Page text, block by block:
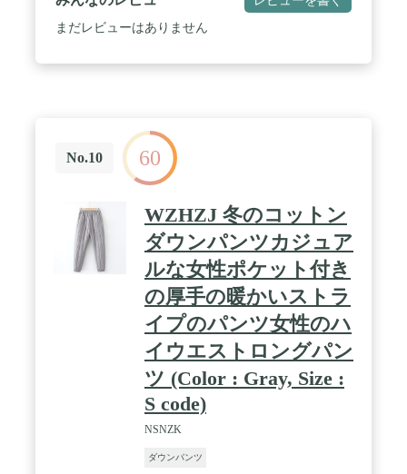
の場合は、お気楽にメールをご連絡ください。※
日・祝祭日はお休みを頂いております。 / 『メイン
く、冬春通して着ることのできるデザイン。ヤング
からミセスまで年齢問わず、20代、30代、40代の方
がおしゃれを楽しんでいただけるスキニーパンツで
す。 / 『丸洗いOK』洗濯できるダウンズボン。わざ
わざクリーニングに出さなくてもおウチで洗濯でき
るのもうれしいポイント。軽く、小さくコンパクト
に収納、軽量化を極めたダウンパンツです。働く女
性のために作られたおしゃれアウトドアパンツで
す。 / 『適用場合』このズボンは百搭、かっこい
い、着ている時間が長いなどの特徴があります。肌
寒い時期にサッと羽織る。通学服としても重宝する
アイテムです。普段着、ルームウェア、部屋着、デ
ィリー、アウトドア、通勤、お出かけとさまざまな
シーンで使い頂けるように、カタチや使用に工夫を
まだレビューはありません
No.10 60
WZHZJ 冬のコットン
ダウンパンツカジュア
ルな女性ポケット付き
の厚手の暖かいストラ
イプのパンツ女性のハ
イウエストロングパン
ツ (Color : Gray, Size :
S code)
NSNZK
ダウンパンツ